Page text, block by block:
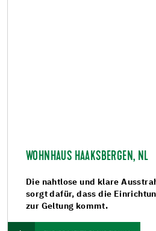
WOHNHAUS HAAKSBERGEN, NL
Die nahtlose und klare
sorgt dafür, dass die
zur Geltung kommt.